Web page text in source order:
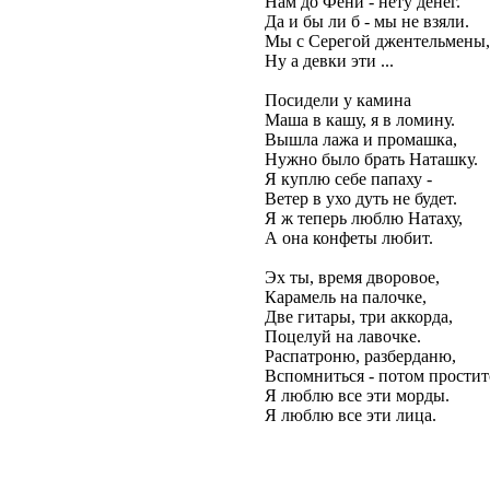
Да и бы ли б - мы не взяли.
Мы с Серегой джентельмены,
Ну а девки эти ...
Посидели у камина
Маша в кашу, я в ломину.
Вышла лажа и промашка,
Нужно было брать Наташку.
Я куплю себе папаху -
Ветер в ухо дуть не будет.
Я ж теперь люблю Натаху,
А она конфеты любит.
Эх ты, время дворовое,
Карамель на палочке,
Две гитары, три аккорда,
Поцелуй на лавочке.
Распатроню, разберданю,
Вспомниться - потом
Я люблю все эти морды.
Я люблю все эти лица.